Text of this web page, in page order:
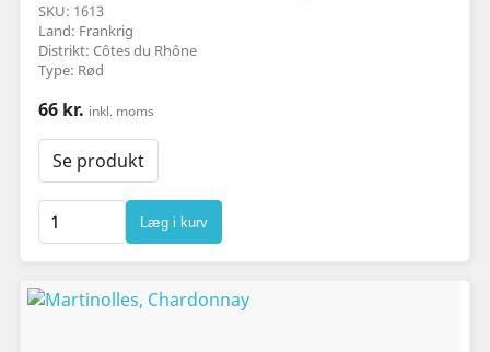
SKU: 1613
Land: Frankrig
Distrikt: Côtes du Rhône
Type: Rød
66 kr. inkl. moms
Se produkt
Læg i kurv